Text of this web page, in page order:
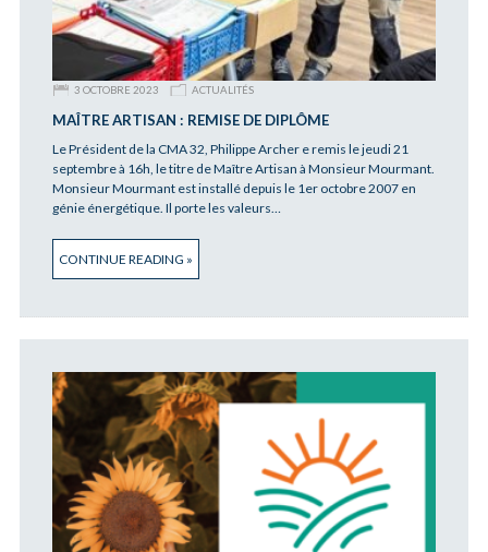
3 OCTOBRE 2023 ACTUALITÉS
MAÎTRE ARTISAN : REMISE DE DIPLÔME
Le Président de la CMA 32, Philippe Archer e remis le jeudi 21
septembre à 16h, le titre de Maître Artisan à Monsieur Mourmant.
Monsieur Mourmant est installé depuis le 1er octobre 2007 en
génie énergétique. Il porte les valeurs…
CONTINUE READING »